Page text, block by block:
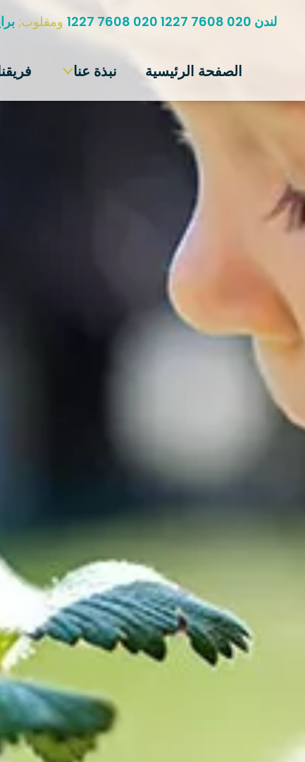
لندن 020 7608 1227 020 7608 1227 ومقلوب; برايتون
الصفحة الرئيسية نبذة عنا